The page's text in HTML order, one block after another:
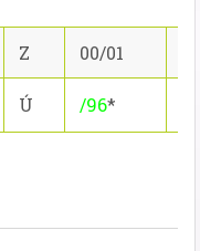
Z 00/01
Ú /96*